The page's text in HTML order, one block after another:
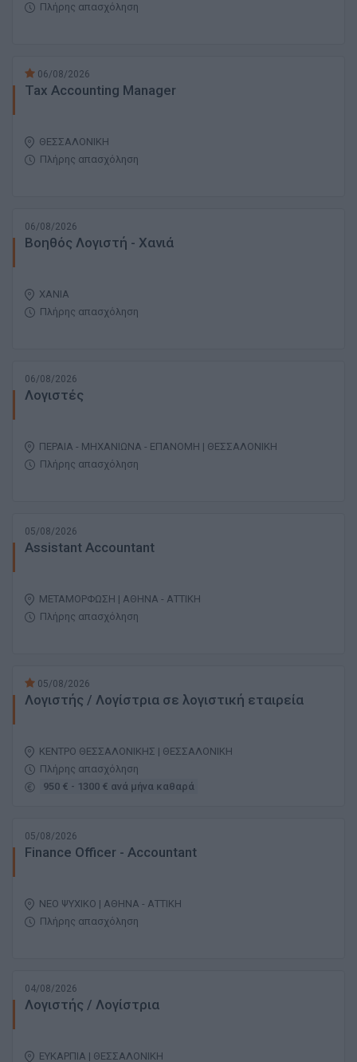
Πλήρης απασχόληση
06/08/2026
Tax Accounting Manager
ΘΕΣΣΑΛΟΝΙΚΗ
Πλήρης απασχόληση
06/08/2026
Βοηθός Λογιστή - Χανιά
ΧΑΝΙΑ
Πλήρης απασχόληση
06/08/2026
Λογιστές
ΠΕΡΑΙΑ - ΜΗΧΑΝΙΩΝΑ - ΕΠΑΝΟΜΗ | ΘΕΣΣΑΛΟΝΙΚΗ
Πλήρης απασχόληση
05/08/2026
Assistant Accountant
ΜΕΤΑΜΟΡΦΩΣΗ | ΑΘΗΝΑ - ΑΤΤΙΚΗ
Πλήρης απασχόληση
05/08/2026
Λογιστής / Λογίστρια σε λογιστική εταιρεία
ΚΕΝΤΡΟ ΘΕΣΣΑΛΟΝΙΚΗΣ | ΘΕΣΣΑΛΟΝΙΚΗ
Πλήρης απασχόληση
950 € - 1300 € ανά μήνα καθαρά
05/08/2026
Finance Officer - Accountant
ΝΕΟ ΨΥΧΙΚΟ | ΑΘΗΝΑ - ΑΤΤΙΚΗ
Πλήρης απασχόληση
04/08/2026
Λογιστής / Λογίστρια
ΕΥΚΑΡΠΙΑ | ΘΕΣΣΑΛΟΝΙΚΗ